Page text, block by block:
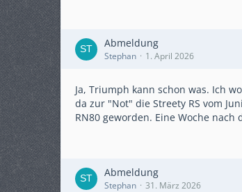
Abmeldung
Stephan 1. April 2026
Ja, Triumph kann schon was. Ich
da zur "Not" die Streety RS vom
RN80 geworden. Eine Woche
Abmeldung
Stephan 31. März 2026